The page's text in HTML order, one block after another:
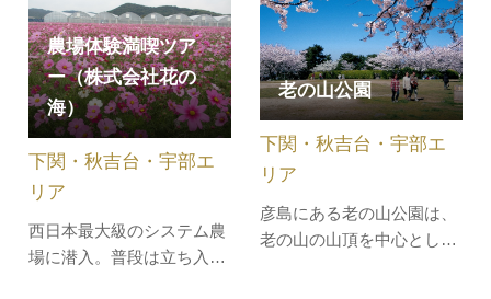
一望できます。園内には日
中戦争戦死者慰霊の忠霊塔
が建立されております。
果樹園では季節ごとの野
菜・果物の収穫などの農業
体験、研修室では予約によ
りそば打ち体験もできま
す。（要予約）地元産の農
作物を生かした郷土料理が
味わえる食事…
農場体験満喫ツア
ー（株式会社花の
海）
西日本最大級のシステム農
場に潜入。普段は立ち入る
下関・秋吉台・宇部エ
リア
老の山公園
彦島にある老の山公園は、
老の山の山頂を中心とした
下関・秋吉台・宇部エ
リア